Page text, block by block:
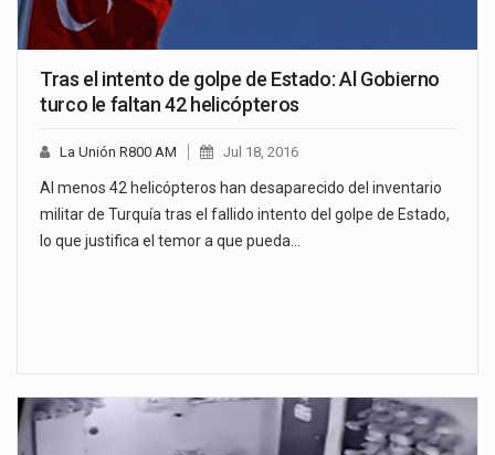
Tras el intento de golpe de Estado: Al Gobierno
turco le faltan 42 helicópteros
La Unión R800 AM Jul 18, 2016
Al menos 42 helicópteros han desaparecido del inventario
militar de Turquía tras el fallido intento del golpe de Estado,
lo que justifica el temor a que pueda…